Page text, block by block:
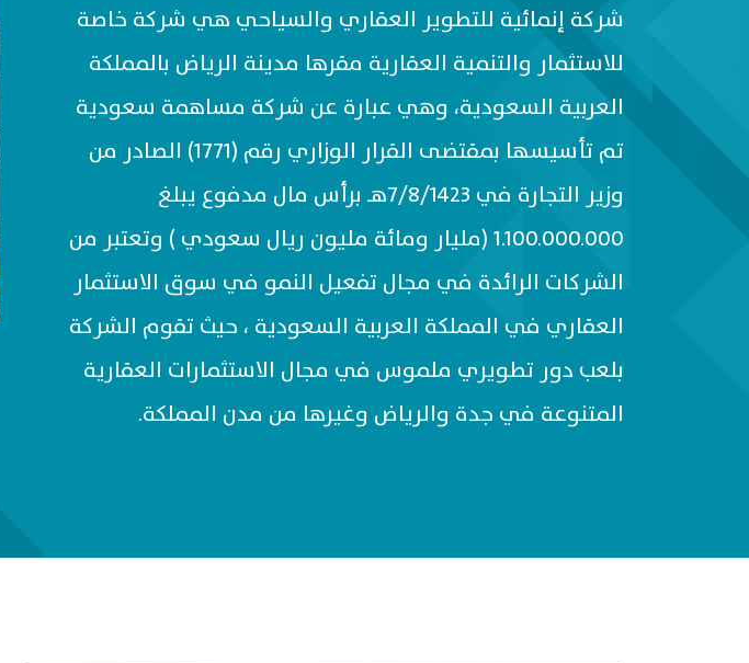
شركة إنمائية للتطوير العقاري والسياحي هي شركة خاصة
للاستثمار والتنمية العقارية مقرها مدينة الرياض بالمملكة
العربية السعودية، وهي عبارة عن شركة مساهمة سعودية
تم تأسيسها بمقتضى القرار الوزاري رقم (1771) الصادر من
وزير التجارة في 7/8/1423هـ برأس مال مدفوع يبلغ
1.100.000.000 (مليار ومائة مليون ريال سعودي ) وتعتبر من
الشركات الرائدة في مجال تفعيل النمو في سوق الاستثمار
العقاري في المملكة العربية السعودية ، حيث تقوم الشركة
بلعب دور تطويري ملموس في مجال الاستثمارات العقارية
المتنوعة في جدة والرياض وغيرها من مدن المملكة.